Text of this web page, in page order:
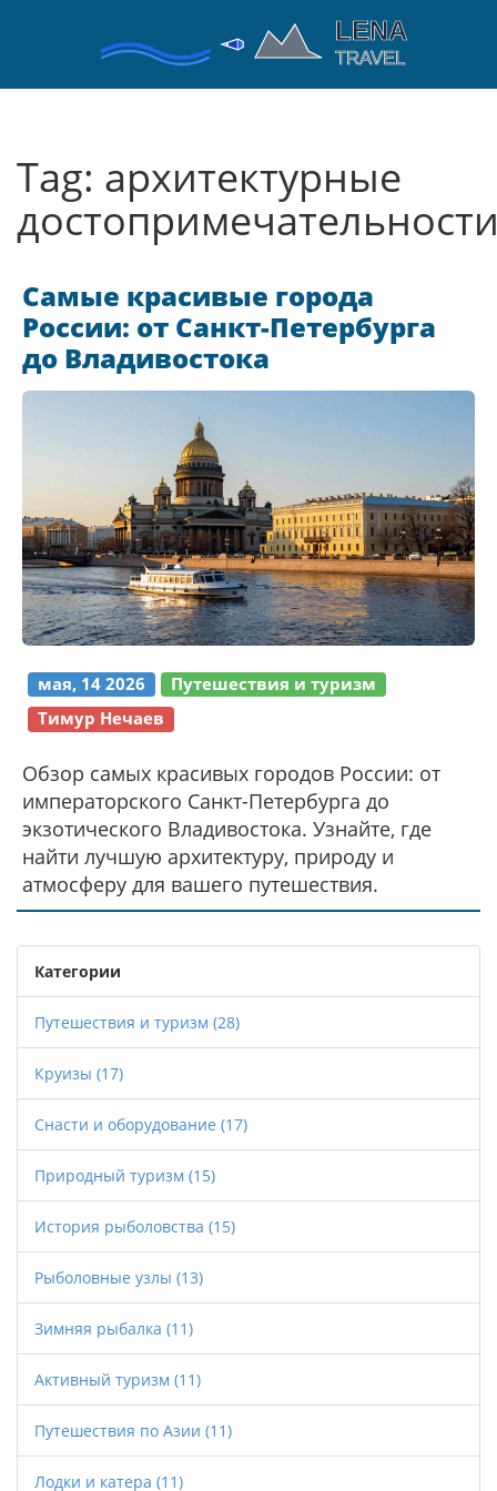
Tag: архитектурные
Самые красивые города
России: от Санкт-Петербурга
до Владивостока
мая, 14 2026
Путешествия и туризм
Тимур Нечаев
Обзор самых красивых городов России: от
императорского Санкт-Петербурга до
экзотического Владивостока. Узнайте, где
найти лучшую архитектуру, природу и
атмосферу для вашего путешествия.
Категории
Путешествия и туризм (28)
Круизы (17)
Снасти и оборудование (17)
Природный туризм (15)
История рыболовства (15)
Рыболовные узлы (13)
Зимняя рыбалка (11)
Активный туризм (11)
Путешествия по Азии (11)
Лодки и катера (11)